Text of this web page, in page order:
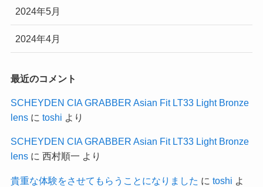
2024年5月
2024年4月
最近のコメント
SCHEYDEN CIA GRABBER Asian Fit LT33 Light Bronze
lensに toshi より
SCHEYDEN CIA GRABBER Asian Fit LT33 Light Bronze
lensに 西村順一 より
貴重な体験をさせてもらうことになりました に toshi よ